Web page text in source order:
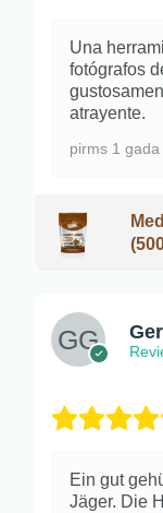
Una
fotógrafos
atrayente.
pirms 1 gada
Ein gut
Jäger. Die